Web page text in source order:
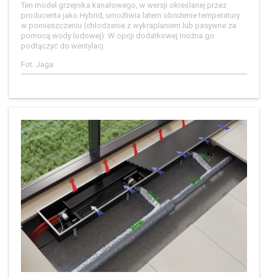
Ten model grzejnika kanałowego, w wersji określanej przez
producenta jako Hybrid, umożliwia latem obniżenie temperatury
w pomieszczeniu (chłodzenie z wykraplaniem lub pasywne za
pomocą wody lodowej). W opcji dodatkowej można go
podłączyć do wentylacj
Fot. Jaga